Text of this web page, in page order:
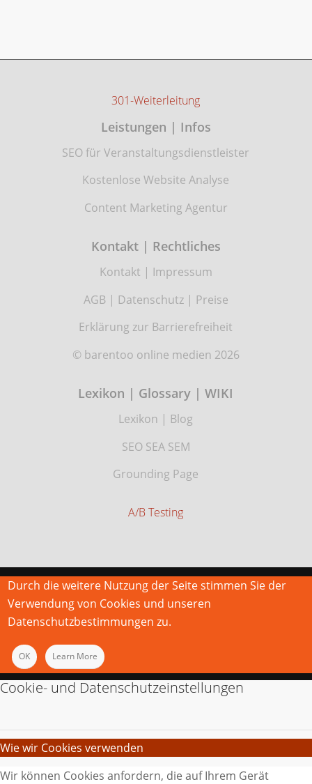
301-Weiterleitung
Leistungen | Infos
SEO für Veranstaltungsdienstleister
Kostenlose Website Analyse
Content Marketing Agentur
Kontakt | Rechtliches
Kontakt | Impressum
AGB| Datenschutz| Preise
Erklärung zur Barrierefreiheit
© barentoo online medien 2026
Lexikon | Glossary | WIKI
Lexikon | Blog
SEO SEA SEM
Grounding Page
A/B Testing
Durch die weitere Nutzung der Seite stimmen Sie der
Verwendung von Cookies und unseren
Datenschutzbestimmungen zu.
OK Learn More
Cookie- und Datenschutzeinstellungen
Wie wir Cookies verwenden
Wir können Cookies anfordern, die auf Ihrem Gerät